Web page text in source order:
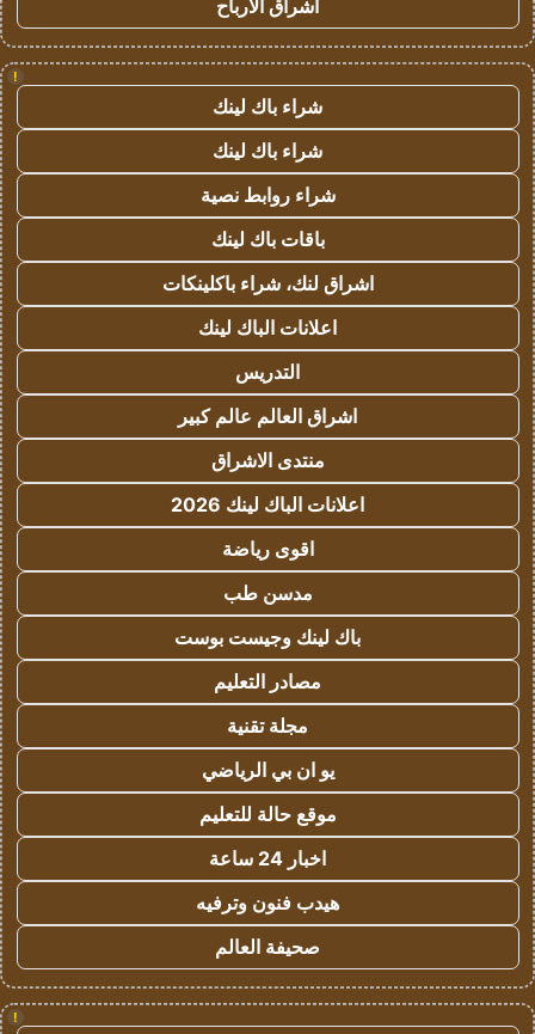
اشراق الأرباح
!
شراء باك لينك
شراء باك لينك
شراء روابط نصية
باقات باك لينك
اشراق لنك، شراء باكلينكات
اعلانات الباك لينك
التدريس
اشراق العالم عالم كبير
منتدى الاشراق
اعلانات الباك لينك 2026
اقوى رياضة
مدسن طب
باك لينك وجيست بوست
مصادر التعليم
مجلة تقنية
يو ان بي الرياضي
موقع حالة للتعليم
اخبار 24 ساعة
هيدب فنون وترفيه
صحيفة العالم
!